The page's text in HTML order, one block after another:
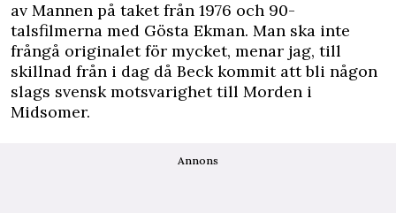
av Mannen på taket från 1976 och 90-
talsfilmerna med Gösta Ekman. Man ska inte
frångå originalet för mycket, menar jag, till
skillnad från i dag då Beck kommit att bli någon
slags svensk motsvarighet till Morden i
Midsomer.
Annons